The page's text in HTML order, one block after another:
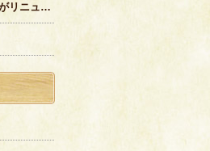
メロンのパンナコッタがリニューアル